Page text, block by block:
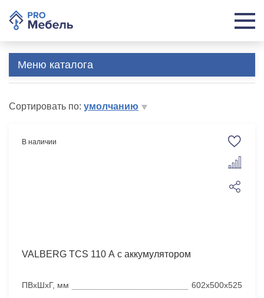
Меню каталога
Сортировать по: умолчанию
В наличии
VALBERG TCS 110 А с аккумулятором
ПВхШхГ, мм
602x500x525